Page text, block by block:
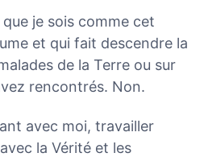
je sois comme cet
et qui fait descendre la
de la Terre ou sur
rencontrés. Non.
avec moi, travailler
la Vérité et les